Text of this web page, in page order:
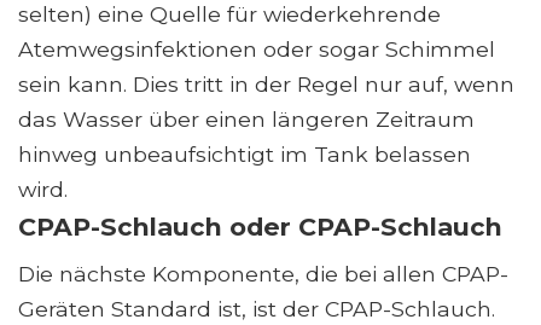
selten) eine Quelle für wiederkehrende
Atemwegsinfektionen oder sogar Schimmel
sein kann. Dies tritt in der Regel nur auf, wenn
das Wasser über einen längeren Zeitraum
hinweg unbeaufsichtigt im Tank belassen
wird.
CPAP-Schlauch oder CPAP-Schlauch
Die nächste Komponente, die bei allen CPAP-
Geräten Standard ist, ist der CPAP-Schlauch.